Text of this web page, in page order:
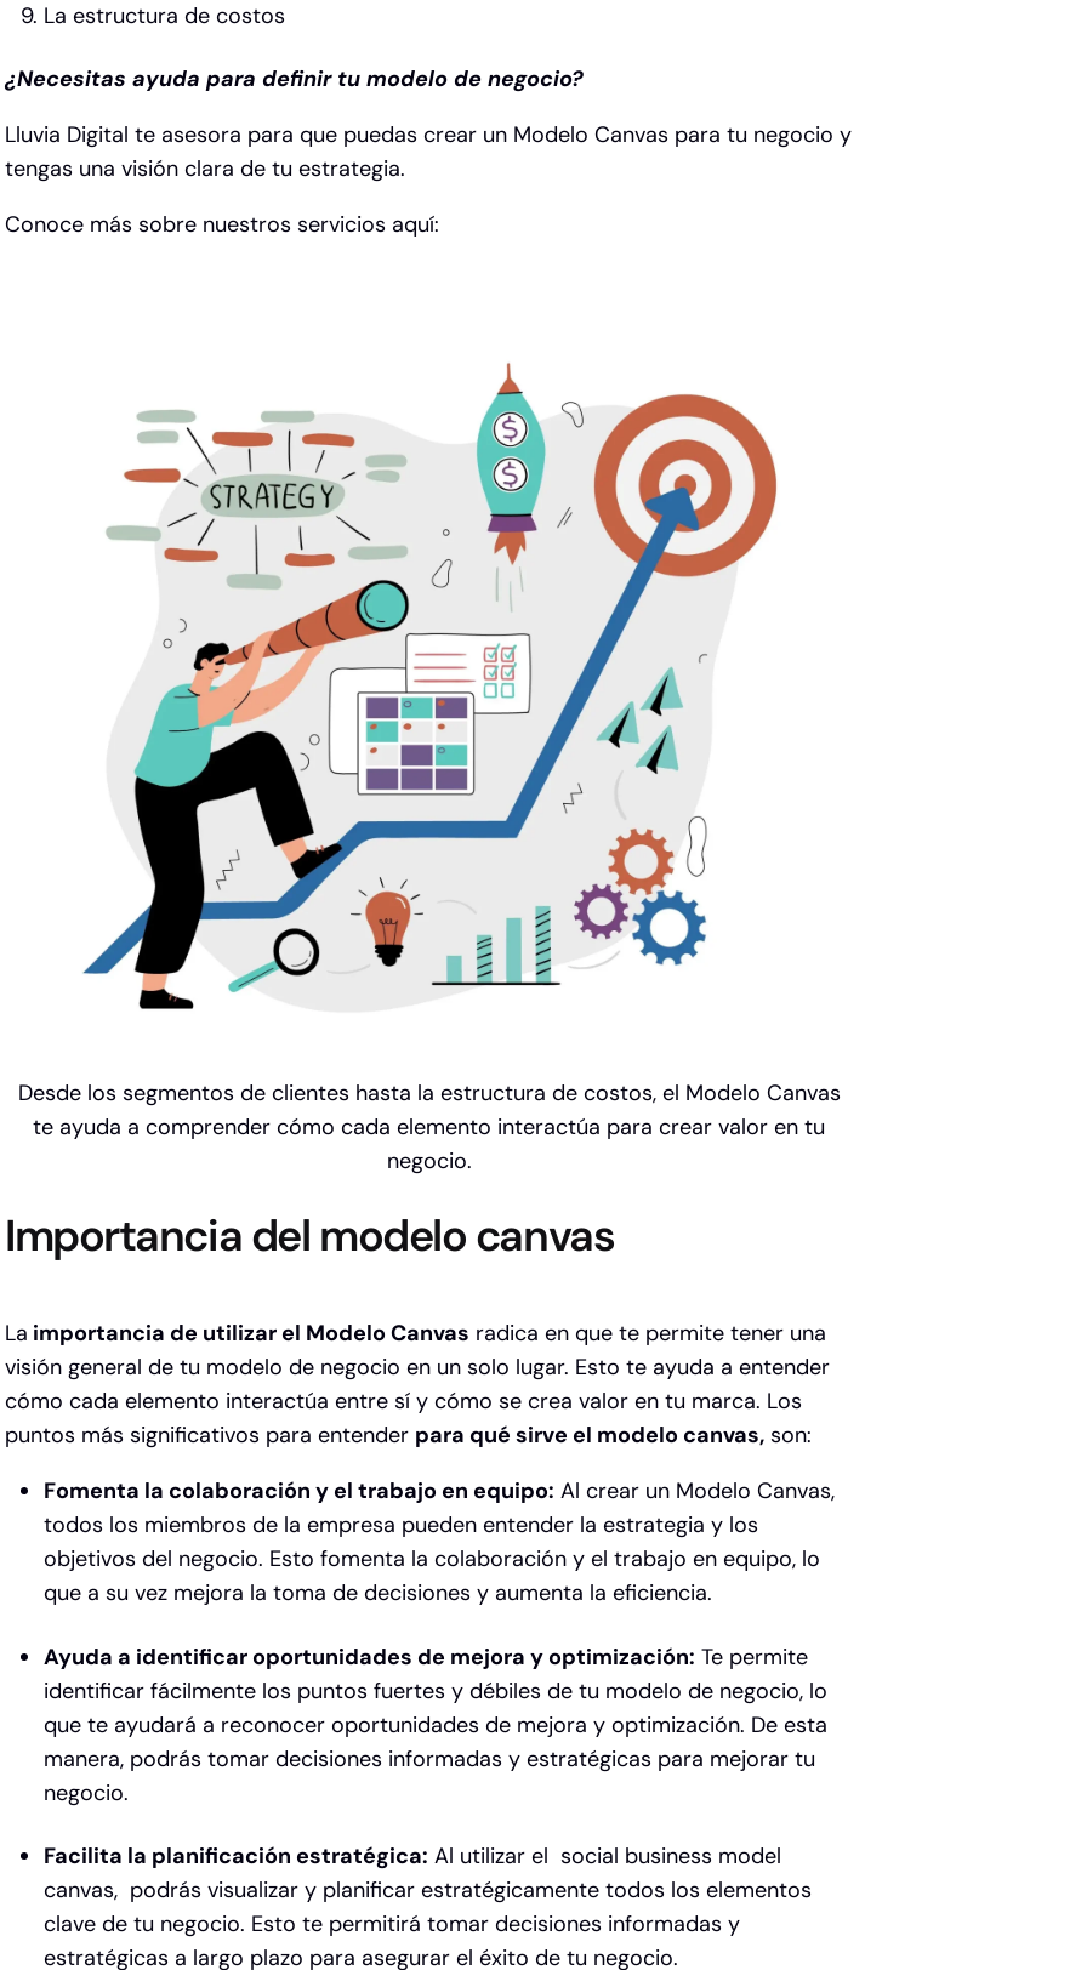
La estructura de costos
¿Necesitas ayuda para definir tu modelo de negocio?
Lluvia Digital te asesora para que puedas crear un Modelo Canvas para tu negocio y
tengas una visión clara de tu estrategia.
Conoce más sobre nuestros servicios aquí:
Desde los segmentos de clientes hasta la estructura de costos, el Modelo Canvas
te ayuda a comprender cómo cada elemento interactúa para crear valor en tu
negocio.
Importancia del modelo canvas
La importancia de utilizar el Modelo Canvas radica en que te permite tener una
visión general de tu modelo de negocio en un solo lugar. Esto te ayuda a entender
cómo cada elemento interactúa entre sí y cómo se crea valor en tu marca. Los
puntos más significativos para entender para qué sirve el modelo canvas, son:
Fomenta la colaboración y el trabajo en equipo: Al crear un Modelo Canvas,
todos los miembros de la empresa pueden entender la estrategia y los
objetivos del negocio. Esto fomenta la colaboración y el trabajo en equipo, lo
que a su vez mejora la toma de decisiones y aumenta la eficiencia.
Ayuda a identificar oportunidades de mejora y optimización: Te permite
identificar fácilmente los puntos fuertes y débiles de tu modelo de negocio, lo
que te ayudará a reconocer oportunidades de mejora y optimización. De esta
manera, podrás tomar decisiones informadas y estratégicas para mejorar tu
negocio.
Facilita la planificación estratégica: Al utilizar el social business model
canvas, podrás visualizar y planificar estratégicamente todos los elementos
clave de tu negocio. Esto te permitirá tomar decisiones informadas y
estratégicas a largo plazo para asegurar el éxito de tu negocio.